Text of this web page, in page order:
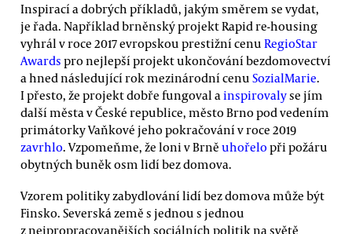
Inspirací a dobrých příkladů, jakým směrem se vydat,
je řada. Například brněnský projekt Rapid re-housing
vyhrál v roce 2017 evropskou prestižní cenu RegioStar
Awards pro nejlepší projekt ukončování bezdomovectví
a hned následující rok mezinárodní cenu SozialMarie.
I přesto, že projekt dobře fungoval ainspirovalyse jím
další města v České republice, město Brno pod vedením
primátorky Vaňkové jeho pokračování v roce 2019
zavrhlo. Vzpomeňme, že loni v Brně uhořelopři požáru
obytných buněk osm lidí bez domova.
Vzorem politiky zabydlování lidí bez domova může být
Finsko. Severská země s jednou s jednou
z nejpropracovanějších sociálních politik na světě